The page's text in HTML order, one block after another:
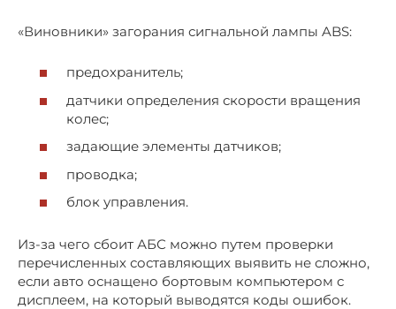
«Виновники» загорания сигнальной лампы ABS:
предохранитель;
датчики определения скорости вращения
колес;
задающие элементы датчиков;
проводка;
блок управления.
Из-за чего сбоит АБС можно путем проверки
перечисленных составляющих выявить не сложно,
если авто оснащено бортовым компьютером с
дисплеем, на который выводятся коды ошибок.